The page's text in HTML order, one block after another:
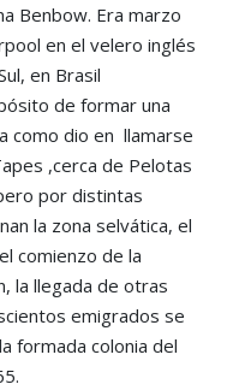
Benbow. Era marzo
en el velero inglés
en Brasil
de formar una
como dio en llamarse
,cerca de Pelotas
por distintas
la zona selvática, el
comienzo de la
la llegada de otras
emigrados se
formada colonia del